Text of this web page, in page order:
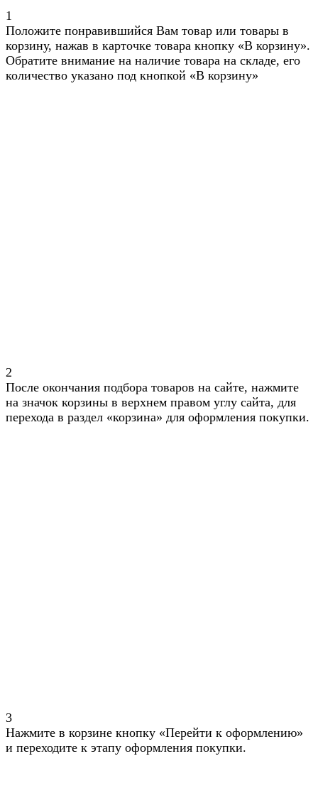
1
Положите понравившийся Вам товар или товары в
корзину, нажав в карточке товара кнопку «В корзину».
Обратите внимание на наличие товара на складе, его
количество указано под кнопкой «В корзину»
2
После окончания подбора товаров на сайте, нажмите
на значок корзины в верхнем правом углу сайта, для
перехода в раздел «корзина» для оформления покупки.
3
Нажмите в корзине кнопку «Перейти к оформлению»
и переходите к этапу оформления покупки.